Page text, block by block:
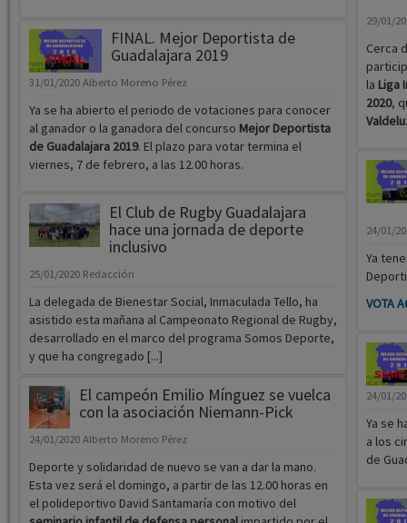
FINAL. Mejor Deportista de
Guadalajara 2019
31/01/2020 Alberto Moreno Pérez
Ya se ha abierto el periodo de votaciones para conocer
al ganador o la ganadora del concurso Mejor Deportista
de Guadalajara 2019. El plazo para votar termina el
viernes, 7 de febrero, a las 12.00 horas.
El Club de Rugby Guadalajara
hace una jornada de deporte
inclusivo
25/01/2020 Redacción
La delegada de Bienestar Social, Inmaculada Tello, ha
asistido esta mañana al Campeonato Regional de Rugby,
desarrollado en el marco del programa Somos Deporte,
y que ha congregado [...]
El campeón Emilio Mínguez se vuelca
con la asociación Niemann-Pick
24/01/2020 Alberto Moreno Pérez
Deporte y solidaridad de nuevo se van a dar la mano.
Esta vez será el domingo, a partir de las 12.00 horas en
el polideportivo David Santamaría con motivo del
29/01/
Cerca
la Liga
2020,
24/01/
Ya
VOTA
24/01/
Ya se
a los
de